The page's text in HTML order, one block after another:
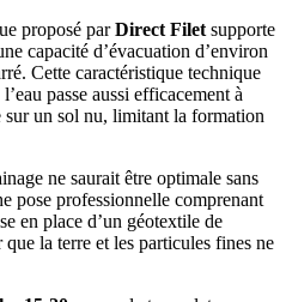
proposé parDirect Filet supporte
capacité d’évacuation d’environ
Cette caractéristique technique
passe aussi efficacement à
un sol nu, limitant la formation
ne saurait être optimale sans
pose professionnelle comprenant
en place d’un géotextile de
la terre et les particules fines ne